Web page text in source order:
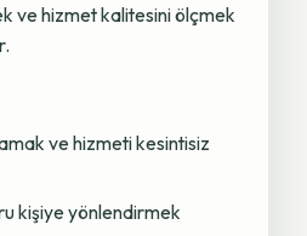
ve hizmet kalitesini ölçmek
ve hizmeti kesintisiz
kişiye yönlendirmek